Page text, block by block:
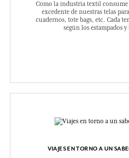
Como la industria textil consume
excedente de nuestras telas
cuadernos, tote bags, etc. Cada
según los estampados
VIAJES EN TORNO A UN